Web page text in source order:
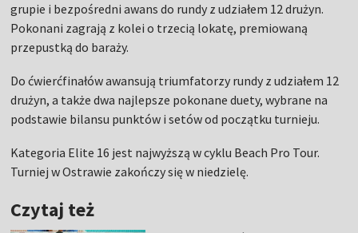
grupie i bezpośredni awans do rundy z udziałem 12 drużyn.
Pokonani zagrają z kolei o trzecią lokatę, premiowaną
przepustką do baraży.
Do ćwierćfinałów awansują triumfatorzy rundy z udziałem 12
drużyn, a także dwa najlepsze pokonane duety, wybrane na
podstawie bilansu punktów i setów od początku turnieju.
Kategoria Elite 16 jest najwyższą w cyklu Beach Pro Tour.
Turniej w Ostrawie zakończy się w niedzielę.
Czytaj też